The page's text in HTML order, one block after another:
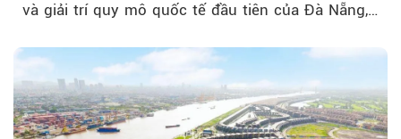
và giải trí quy mô quốc tế đầu tiên của Đà Nẵng,…